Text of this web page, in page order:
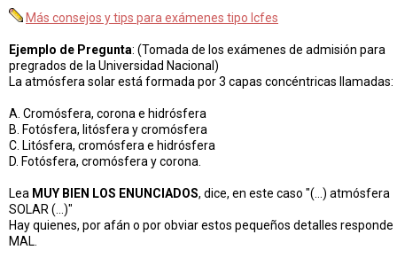
Más consejos y tips para exámenes tipo Icfes
Ejemplo de Pregunta: (Tomada de los exámenes de admisión para
pregrados de la Universidad Nacional)
La atmósfera solar está formada por 3 capas concéntricas llamadas:
A. Cromósfera, corona e hidrósfera
B. Fotósfera, litósfera y cromósfera
C. Litósfera, cromósfera e hidrósfera
D. Fotósfera, cromósfera y corona.
Lea MUY BIEN LOS ENUNCIADOS, dice, en este caso "(...) atmósfera
SOLAR (...)"
Hay quienes, por afán o por obviar estos pequeños detalles responde
MAL.